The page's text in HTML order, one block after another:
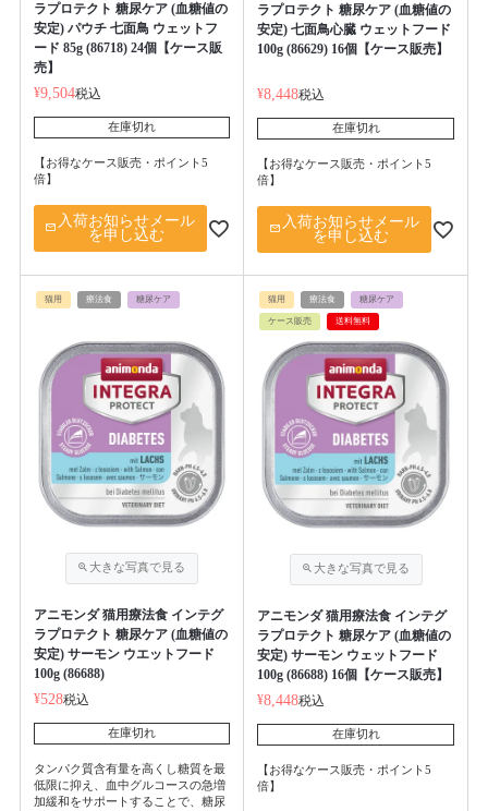
ラプロテクト 糖尿ケア (血糖値の
安定) パウチ 七面鳥 ウェットフ
ード 85g (86718) 24個【ケース販
売】
¥9,504税込
在庫切れ
【お得なケース販売・ポイント5
倍】
入荷お知らせメール
を申し込む
ラプロテクト 糖尿ケア (血糖値の
安定) 七面鳥心臓 ウェットフード
100g (86629) 16個【ケース販売】
¥8,448税込
在庫切れ
【お得なケース販売・ポイント5
倍】
入荷お知らせメール
を申し込む
猫用 療法食 糖尿ケア
アニモンダ 猫用療法食 インテグ
ラプロテクト 糖尿ケア (血糖値の
安定) サーモン ウエットフード
100g (86688)
¥528税込
在庫切れ
タンパク質含有量を高くし糖質を最
低限に抑え、血中グルコースの急増
加緩和をサポートすることで、糖尿
猫用 療法食 糖尿ケア
ケース販売 送料無料
アニモンダ 猫用療法食 インテグ
ラプロテクト 糖尿ケア (血糖値の
安定) サーモン ウェットフード
100g (86688) 16個【ケース販売】
¥8,448税込
在庫切れ
【お得なケース販売・ポイント5
倍】